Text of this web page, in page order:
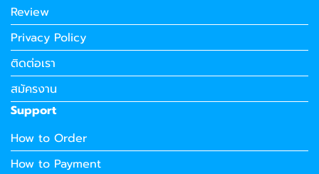
Review
Privacy Policy
ติดต่อเรา
สมัครงาน
Support
How to Order
How to Payment